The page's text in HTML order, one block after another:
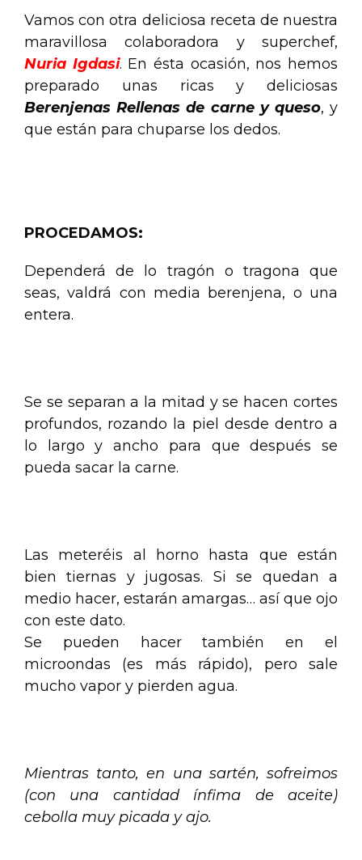
Vamos con otra deliciosa receta de nuestra
maravillosa colaboradora y superchef,
Nuria Igdasi. En ésta ocasión, nos hemos
preparado unas ricas y deliciosas
Berenjenas Rellenas de carne y queso, y
que están para chuparse los dedos.
PROCEDAMOS:
Dependerá de lo tragón o tragona que
seas, valdrá con media berenjena, o una
entera.
Se se separan a la mitad y se hacen cortes
profundos, rozando la piel desde dentro a
lo largo y ancho para que después se
pueda sacar la carne.
Las meteréis al horno hasta que están
bien tiernas y jugosas. Si se quedan a
medio hacer, estarán amargas… así que ojo
con este dato.
Se pueden hacer también en el
microondas (es más rápido), pero sale
mucho vapor y pierden agua.
Mientras tanto, en una sartén, sofreimos
(con una cantidad ínfima de aceite)
cebolla muy picada y ajo.